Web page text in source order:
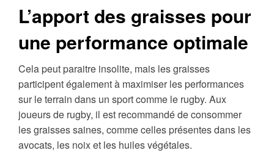
L’apport des graisses pour
une performance optimale
Cela peut paraitre insolite, mais les graisses
participent également à maximiser les performances
sur le terrain dans un sport comme le rugby. Aux
joueurs de rugby, il est recommandé de consommer
les graisses saines, comme celles présentes dans les
avocats, les noix et les huiles végétales.